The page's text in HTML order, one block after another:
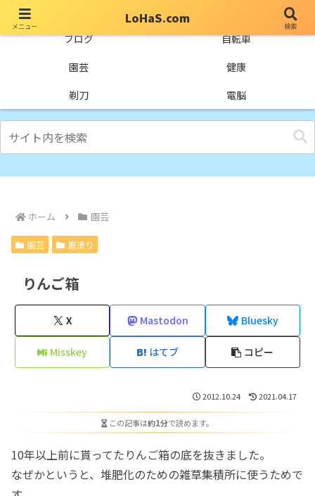
ブログ
自転車
園芸
健康
剃刀
電脳
ホーム 園芸
園芸 庭造り
りんご箱
X Mastodon Bluesky
Misskey はてブ コピー
2012.10.24 2021.04.17
この記事は約1分で読めます。
10年以上前に貰ってたりんご箱の底を抜きました。
なぜかというと、堆肥化のための雑草集積所に使うためで
メニュー
LoHaS.com
検索